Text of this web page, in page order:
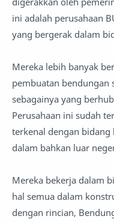
ini adalah perusahaan
yang bergerak dalam
Mereka lebih banyak
pembuatan bendungan
sebagainya yang
Perusahaan ini sudah
terkenal dengan
dalam bahkan luar
Mereka bekerja dalam
hal semua dalam
dengan rincian,